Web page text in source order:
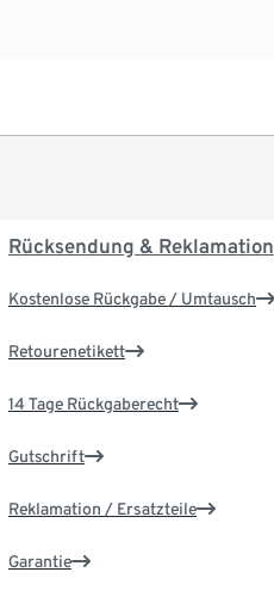
Rücksendung & Reklamation
Kostenlose Rückgabe / Umtausch
Retourenetikett
14 Tage Rückgaberecht
Gutschrift
Reklamation / Ersatzteile
Garantie